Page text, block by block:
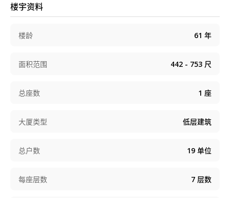
楼宇资料
楼龄 61 年
面积范围 442 - 753 尺
总座数 1 座
大厦类型 低层建筑
总户数 19 单位
每座层数 7 层数